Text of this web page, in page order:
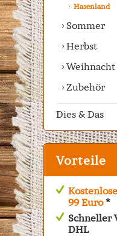
Hasenland
Sommer
Herbst
Zubehör
Dies & Das
Vorteile
99 Euro*
Schneller
DHL